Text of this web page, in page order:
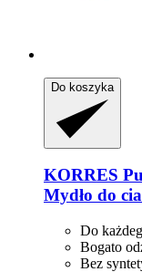
Do koszyka
KORRES
Mydło do
Do
Bogato
Bez